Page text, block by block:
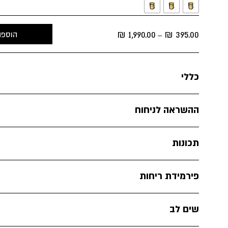
395.00
₪
–
1,990.00
₪
395.00 ₪
כללי
ההשראה לניחוח
תכונות
פירמידת ריחות
שים לב